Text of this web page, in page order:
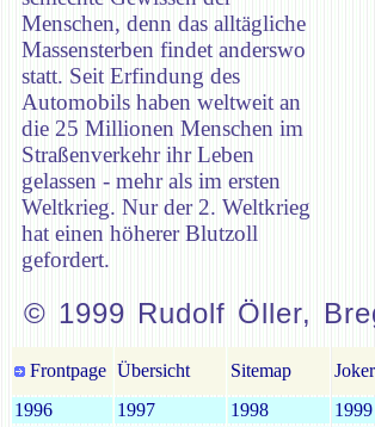
Menschen, denn das alltägliche
Massensterben findet anderswo
statt. Seit Erfindung des
Automobils haben weltweit an
die 25 Millionen Menschen im
Straßenverkehr ihr Leben
gelassen - mehr als im ersten
Weltkrieg. Nur der 2. Weltkrieg
hat einen höherer Blutzoll
gefordert.
© 1999 Rudolf Öller,
Frontpage Übersicht Sitemap Joker
1996
1997 1998 1999